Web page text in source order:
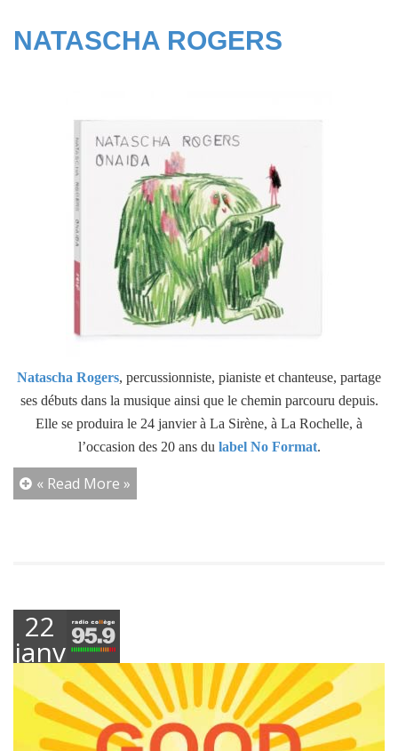
NATASCHA ROGERS
Natascha Rogers, percussionniste, pianiste et chanteuse, partage
ses débuts dans la musique ainsi que le chemin parcouru depuis.
Elle se produira le 24 janvier à La Sirène, à La Rochelle, à
l’occasion des 20 ans du label No Format.
« Read More »
22
janvier
2025